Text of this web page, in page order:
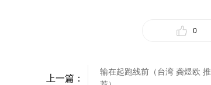
0
上一篇：
输在起跑线前（台湾 龚煜欧 推